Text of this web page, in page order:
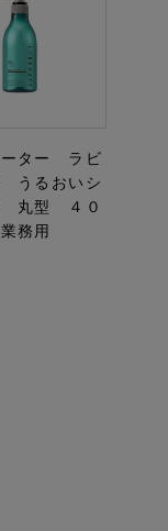
ーター ラビ
うるおいシ
丸型 ４０
務用